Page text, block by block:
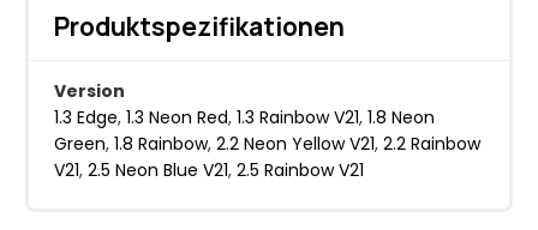
Produktspezifikationen
Version
1.3 Edge, 1.3 Neon Red, 1.3 Rainbow V21, 1.8 Neon
Green, 1.8 Rainbow, 2.2 Neon Yellow V21, 2.2 Rainbow
V21, 2.5 Neon Blue V21, 2.5 Rainbow V21